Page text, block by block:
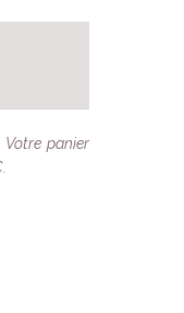
Votre panier